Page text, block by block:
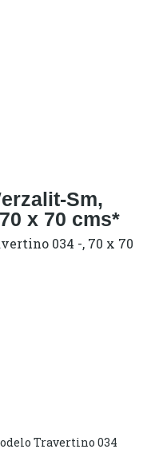
Sm,
x 70 cms*
034 -, 70 x 70
Travertino 034